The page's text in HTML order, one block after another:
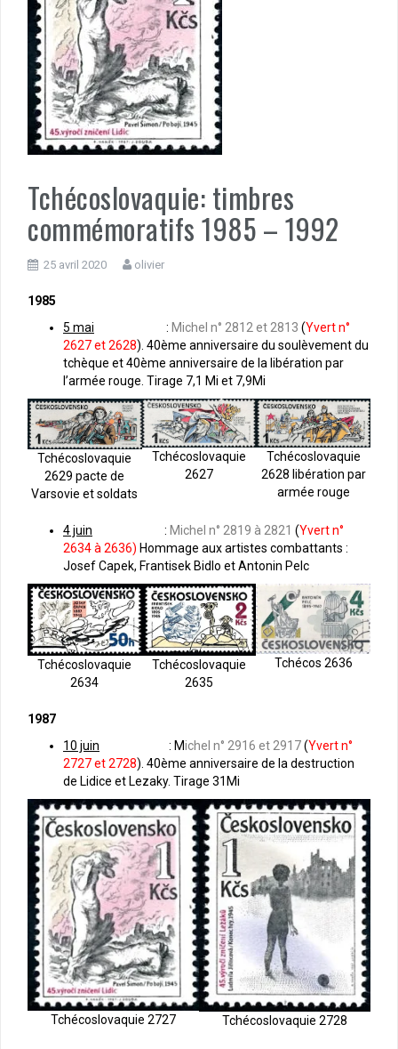
Tchécoslovaquie: timbres
commémoratifs 1985 – 1992
25 avril 2020 olivier
1985
5 mai : Michel n° 2812 et 2813 (Yvert n°
2627 et 2628). 40ème anniversaire du soulèvement du
tchèque et 40ème anniversaire de la libération par
l’armée rouge. Tirage 7,1 Mi et 7,9Mi
Tchécoslovaquie
2629 pacte de
Varsovie et soldats
Tchécoslovaquie
2627
Tchécoslovaquie
2628 libération par
armée rouge
4 juin : Michel n° 2819 à 2821 (Yvert n°
2634 à 2636) Hommage aux artistes combattants :
Josef Capek, Frantisek Bidlo et Antonin Pelc
Tchécoslovaquie
2634
Tchécoslovaquie
2635
Tchécos 2636
1987
10 juin : Michel n° 2916 et 2917(Yvert n°
2727 et 2728). 40ème anniversaire de la destruction
de Lidice et Lezaky. Tirage 31Mi
Tchécoslovaquie 2727 Tchécoslovaquie 2728